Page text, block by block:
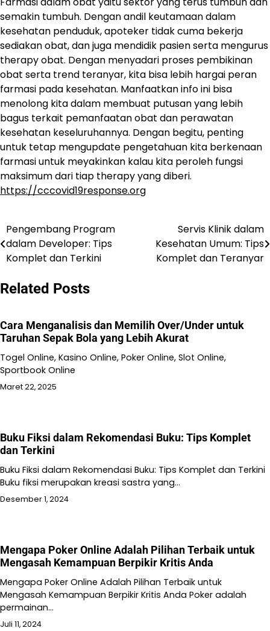
semakin tumbuh. Dengan andil keutamaan dalam
kesehatan penduduk, apoteker tidak cuma bekerja
sediakan obat, dan juga mendidik pasien serta mengurus
therapy obat. Dengan menyadari proses pembikinan
obat serta trend teranyar, kita bisa lebih hargai peran
farmasi pada kesehatan. Manfaatkan info ini bisa
menolong kita dalam membuat putusan yang lebih
bagus terkait pemanfaatan obat dan perawatan
kesehatan keseluruhannya. Dengan begitu, penting
untuk tetap mengupdate pengetahuan kita berkenaan
farmasi untuk meyakinkan kalau kita peroleh fungsi
maksimum dari tiap therapy yang diberi.
https://cccovid19response.org
Navigasi
pos
Pengembang Program
dalam Developer: Tips
Komplet dan Terkini
Servis Klinik dalam
Kesehatan Umum: Tips
Komplet dan Teranyar
Related Posts
Cara Menganalisis dan Memilih Over/Under untuk
Taruhan Sepak Bola yang Lebih Akurat
Togel Online, Kasino Online, Poker Online, Slot Online,
Sportbook Online
Maret 22, 2025
Buku Fiksi dalam Rekomendasi Buku: Tips Komplet
dan Terkini
Buku Fiksi dalam Rekomendasi Buku: Tips Komplet dan Terkini
Buku fiksi merupakan kreasi sastra yang…
Desember 1, 2024
Mengapa Poker Online Adalah Pilihan Terbaik untuk
Mengasah Kemampuan Berpikir Kritis Anda
Mengapa Poker Online Adalah Pilihan Terbaik untuk
Mengasah Kemampuan Berpikir Kritis Anda Poker adalah
permainan…
Juli 11, 2024